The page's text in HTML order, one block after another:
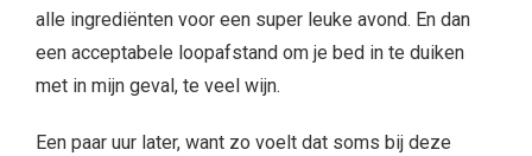
alle ingrediënten voor een super leuke avond. En dan
een acceptabele loopafstand om je bed in te duiken
met in mijn geval, te veel wijn.
Een paar uur later, want zo voelt dat soms bij deze